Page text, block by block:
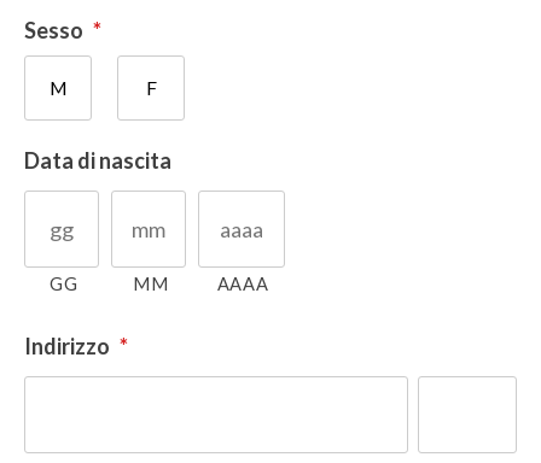
Sesso *
M F
Data di nascita
GG MM AAAA
Indirizzo *